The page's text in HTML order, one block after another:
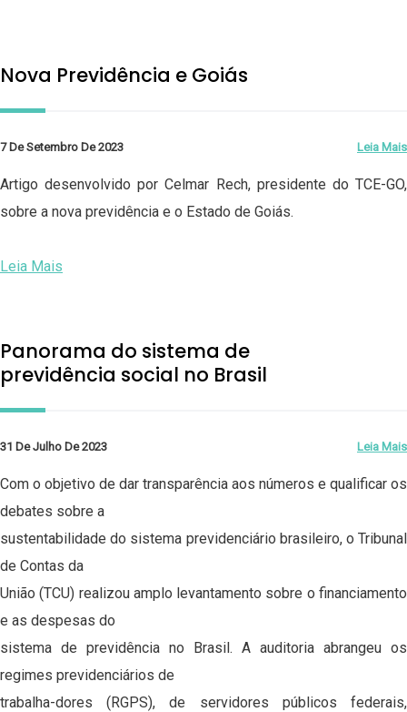
Nova Previdência e Goiás
7 De Setembro De 2023 Leia Mais
Artigo desenvolvido por Celmar Rech, presidente do TCE-GO,
sobre a nova previdência e o Estado de Goiás.
Leia Mais
Panorama do sistema de
previdência social no Brasil
31 De Julho De 2023 Leia Mais
Com o objetivo de dar transparência aos números e qualificar os
debates sobre a
sustentabilidade do sistema previdenciário brasileiro, o Tribunal
de Contas da
União (TCU) realizou amplo levantamento sobre o financiamento
e as despesas do
sistema de previdência no Brasil. A auditoria abrangeu os
regimes previdenciários de
trabalha-dores (RGPS), de servidores públicos federais,